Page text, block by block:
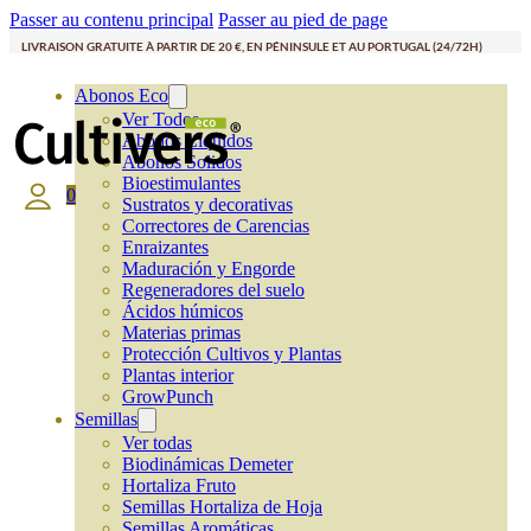
Passer au contenu principal Passer au pied de page
LIVRAISON GRATUITE À PARTIR DE 20 €, EN PÉNINSULE ET AU PORTUGAL (24/72H)
Abonos Eco
Ver Todos
Abonos Líquidos
Abonos Solidos
Bioestimulantes
Sustratos y decorativas
Correctores de Carencias
Enraizantes
Maduración y Engorde
Regeneradores del suelo
Ácidos húmicos
Materias primas
Protección Cultivos y Plantas
Plantas interior
GrowPunch
Semillas
Ver todas
Biodinámicas Demeter
Hortaliza Fruto
Semillas Hortaliza de Hoja
0